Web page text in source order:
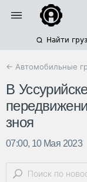
Найти
← Автомобильные
В
зноя
07:00, 10 Мая 2023